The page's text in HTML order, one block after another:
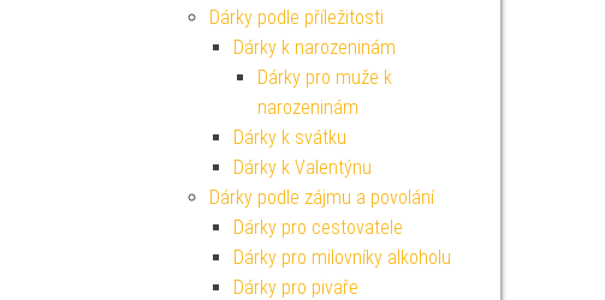
Dárky podle příležitosti
Dárky k narozeninám
Dárky pro muže k
narozeninám
Dárky k svátku
Dárky k Valentýnu
Dárky podle zájmu a povolání
Dárky pro cestovatele
Dárky pro milovníky alkoholu
Dárky pro pivaře